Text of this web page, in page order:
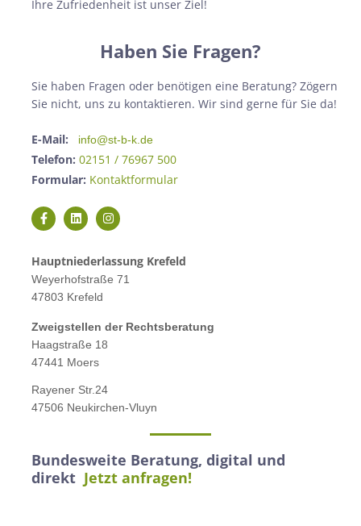
Ihre Zufriedenheit ist unser Ziel!
Haben Sie Fragen?
Sie haben Fragen oder benötigen eine Beratung? Zögern
Sie nicht, uns zu kontaktieren. Wir sind gerne für Sie da!
E-Mail: info@st-b-k.de
Telefon: 02151 / 76967 500
Formular: Kontaktformular
Hauptniederlassung Krefeld
Weyerhofstraße 71
47803 Krefeld
Zweigstellen der Rechtsberatung
Haagstraße 18
47441 Moers
Rayener Str.24
47506 Neukirchen-Vluyn
Bundesweite Beratung, digital und
direkt Jetzt anfragen!